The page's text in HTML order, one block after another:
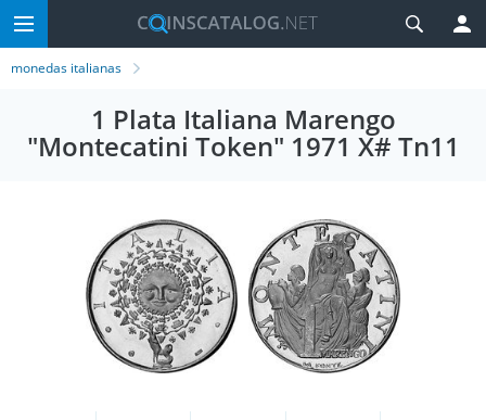
monedas italianas
1 Plata Italiana Marengo
"Montecatini Token" 1971 X# Tn11